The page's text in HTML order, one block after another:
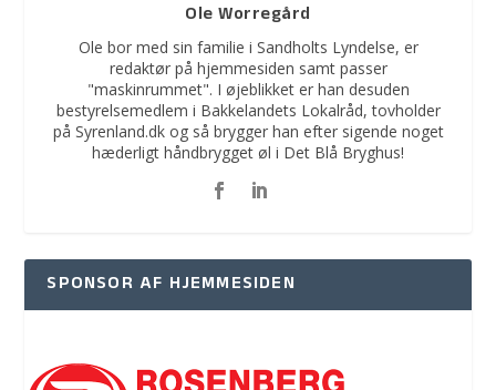
Ole Worregård
Ole bor med sin familie i Sandholts Lyndelse, er
redaktør på hjemmesiden samt passer
"maskinrummet". I øjeblikket er han desuden
bestyrelsemedlem i Bakkelandets Lokalråd, tovholder
på Syrenland.dk og så brygger han efter sigende noget
hæderligt håndbrygget øl i Det Blå Bryghus!
SPONSOR AF HJEMMESIDEN